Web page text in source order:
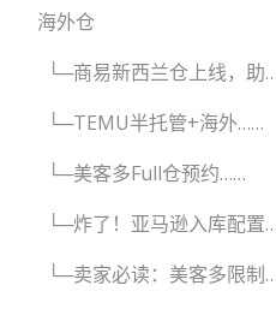
海外仓
└─商易新西兰仓上线，助
└─TEMU半托管+海外……
└─美客多Full仓预约……
└─炸了！亚马逊入库配置
└─卖家必读：美客多限制